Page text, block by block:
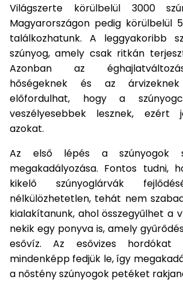
Rönkaprító,
rönkhasító
Ágaprító
Grillek
szívó
Szállítókocsi
és
tartozékok
Szórókocsi,
kézi szóró
Öntözéstechnika
Kompresszorok
Lapvibrátorok,
szállítóeszközök
Mérőeszközök
Mérőműszerek
Munkaasztalok
Porszívók
Úttakarító
gépek
Ventillátorok,
légkondícionálók
Kiegészítők
Infraszaunák
Világszerte körülbelül 3000
Magyarországon pedig körülbelül
találkozhatunk. A leggyakoribb
szúnyog, amely csak ritkán
Azonban az
hőségeknek és az árvizeknek
előfordulhat, hogy a
veszélyesebbek lesznek, ezért
azokat.
Az első lépés a szúnyogok
megakadályozása. Fontos tudni,
kikelő szúnyoglárvák
nélkülözhetetlen, tehát nem
kialakítanunk, ahol összegyűlhet a
nekik egy ponyva is, amely
esővíz. Az esővizes hordókat
mindenképp fedjük le, így
a nőstény szúnyogok petéket